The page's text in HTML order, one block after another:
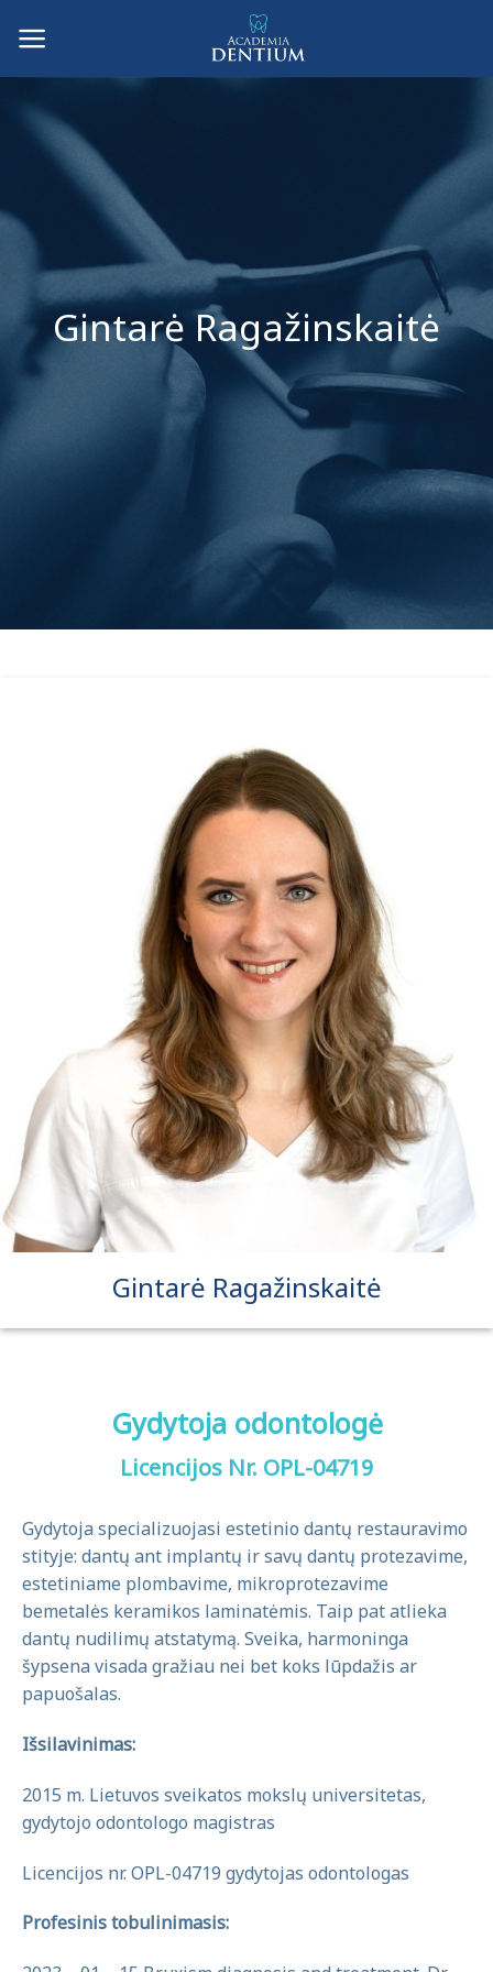
Gintarė Ragažinskaitė
Gintarė Ragažinskaitė
Gydytoja odontologė
Licencijos Nr. OPL-04719
Gydytoja specializuojasi estetinio dantų restauravimo
stityje: dantų ant implantų ir savų dantų protezavime,
estetiniame plombavime, mikroprotezavime
bemetalės keramikos laminatėmis. Taip pat atlieka
dantų nudilimų atstatymą. Sveika, harmoninga
šypsena visada gražiau nei bet koks lūpdažis ar
papuošalas.
Išsilavinimas:
2015 m. Lietuvos sveikatos mokslų universitetas,
gydytojo odontologo magistras
Licencijos nr. OPL-04719 gydytojas odontologas
Profesinis tobulinimasis: